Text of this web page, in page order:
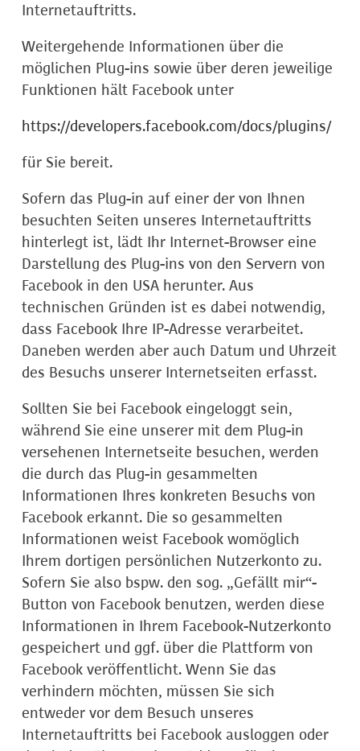
Internetauftritts.
Weitergehende Informationen über die
möglichen Plug-ins sowie über deren jeweilige
Funktionen hält Facebook unter
https://developers.facebook.com/docs/plugins/
für Sie bereit.
Sofern das Plug-in auf einer der von Ihnen
besuchten Seiten unseres Internetauftritts
hinterlegt ist, lädt Ihr Internet-Browser eine
Darstellung des Plug-ins von den Servern von
Facebook in den USA herunter. Aus
technischen Gründen ist es dabei notwendig,
dass Facebook Ihre IP-Adresse verarbeitet.
Daneben werden aber auch Datum und Uhrzeit
des Besuchs unserer Internetseiten erfasst.
Sollten Sie bei Facebook eingeloggt sein,
während Sie eine unserer mit dem Plug-in
versehenen Internetseite besuchen, werden
die durch das Plug-in gesammelten
Informationen Ihres konkreten Besuchs von
Facebook erkannt. Die so gesammelten
Informationen weist Facebook womöglich
Ihrem dortigen persönlichen Nutzerkonto zu.
Sofern Sie also bspw. den sog. „Gefällt mir“-
Button von Facebook benutzen, werden diese
Informationen in Ihrem Facebook-Nutzerkonto
gespeichert und ggf. über die Plattform von
Facebook veröffentlicht. Wenn Sie das
verhindern möchten, müssen Sie sich
entweder vor dem Besuch unseres
Internetauftritts bei Facebook ausloggen oder